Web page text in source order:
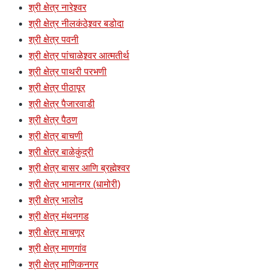
श्री क्षेत्र नारेश्र्वर
श्री क्षेत्र नीलकंठेश्र्वर बडोदा
श्री क्षेत्र पवनी
श्री क्षेत्र पांचाळेश्र्वर आत्मतीर्थ
श्री क्षेत्र पाथरी परभणी
श्री क्षेत्र पीठापूर
श्री क्षेत्र पैजारवाडी
श्री क्षेत्र पैठण
श्री क्षेत्र बाचणी
श्री क्षेत्र बाळेकुंद्री
श्री क्षेत्र बासर आणि ब्रह्मेश्वर
श्री क्षेत्र भामानगर (धामोरी)
श्री क्षेत्र भालोद
श्री क्षेत्र मंथनगड
श्री क्षेत्र माचणूर
श्री क्षेत्र माणगांव
श्री क्षेत्र माणिकनगर